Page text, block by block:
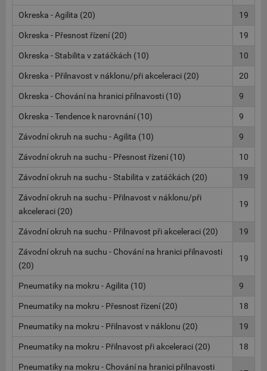
Okreska - Agilita (20) 19
Okreska - Přesnost řízení (20) 19
Okreska - Stabilita v zatáčkách (10) 10
Okreska - Přilnavost v náklonu/při akceleraci (20) 20
Okreska - Chování na hranici přilnavosti (10) 9
Okreska - Tendence k narovnání (10) 9
Závodní okruh na suchu - Agilita (10) 9
Závodní okruh na suchu - Přesnost řízení (10) 10
Závodní okruh na suchu - Stabilita v zatáčkách (20) 19
Závodní okruh na suchu - Přilnavost v náklonu/při
akceleraci (20)
19
Závodní okruh na suchu - Přilnavost při akceleraci (20) 19
Závodní okruh na suchu - Chování na hranici přilnavosti
(20)
19
Pneumatiky na mokru - Agilita (10) 9
Pneumatiky na mokru - Přesnost řízení (20) 18
Pneumatiky na mokru - Přilnavost v náklonu (20) 19
Pneumatiky na mokru - Přilnavost při akceleraci (20) 18
Pneumatiky na mokru - Chování na hranici přilnavosti